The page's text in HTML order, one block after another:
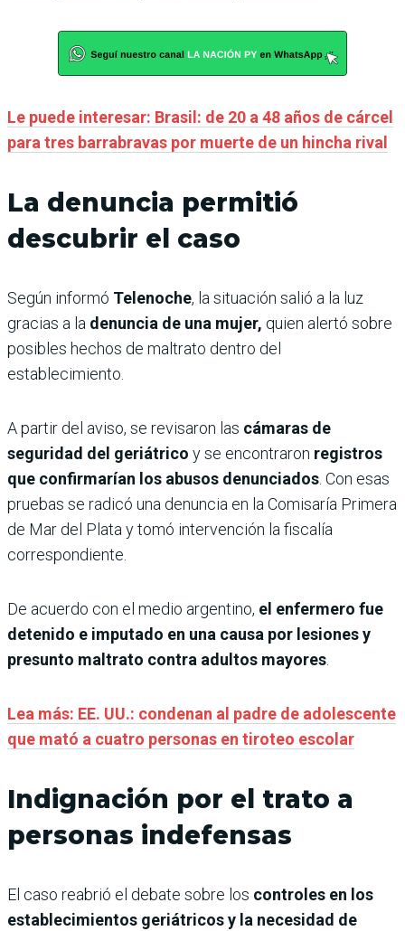
Le puede interesar: Brasil: de 20 a 48 años de cárcel
para tres barrabravas por muerte de un hincha rival
La denuncia permitió
descubrir el caso
Según informó Telenoche, la situación salió a la luz
gracias a la denuncia de una mujer, quien alertó sobre
posibles hechos de maltrato dentro del
establecimiento.
A partir del aviso, se revisaron las cámaras de
seguridad del geriátrico y se encontraron registros
que confirmarían los abusos denunciados. Con esas
pruebas se radicó una denuncia en la Comisaría Primera
de Mar del Plata y tomó intervención la fiscalía
correspondiente.
De acuerdo con el medio argentino, el enfermero fue
detenido e imputado en una causa por lesiones y
presunto maltrato contra adultos mayores.
Lea más: EE. UU.: condenan al padre de adolescente
que mató a cuatro personas en tiroteo escolar
Indignación por el trato a
personas indefensas
El caso reabrió el debate sobre los controles en los
establecimientos geriátricos y la necesidad de